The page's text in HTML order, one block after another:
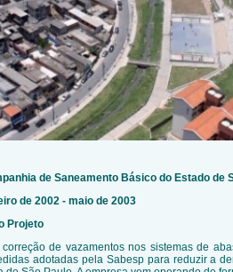
de Saneamento Básico do Estado de
de 2002 - maio de 2003
Projeto
de vazamentos nos sistemas de
adotadas pela Sabesp para reduzir a